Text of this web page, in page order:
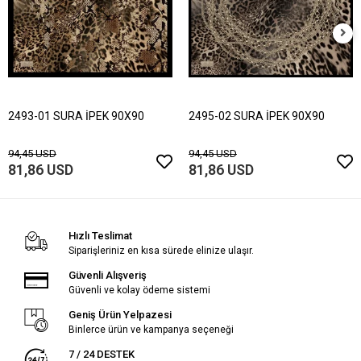
2493-01 SURA İPEK 90X90
94,45 USD
81,86 USD
2495-02 SURA İPEK 90X90
94,45 USD
81,86 USD
Hızlı Teslimat
Siparişleriniz en kısa sürede elinize ulaşır.
Güvenli Alışveriş
Güvenli ve kolay ödeme sistemi
Geniş Ürün Yelpazesi
Binlerce ürün ve kampanya seçeneği
7 / 24 DESTEK